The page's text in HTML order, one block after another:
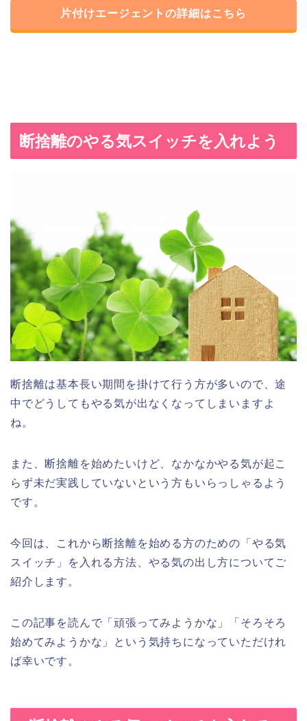
片付けエージェントの詳細はこちら
断捨離のやる気スイッチを入れよう
断捨離は基本長い期間を掛けて行う方が多いので、途
中でどうしてもやる気が出なくなってしまいますよ
ね。
また、断捨離を始めたいけど、なかなかやる気が起こ
らず未だ実践していないという方もいらっしゃるよう
です。
今回は、これから断捨離を始める方のための「やる気
スイッチ」を入れる方法、やる気の出し方についてご
紹介します。
この記事を読んで「頑張ってみようかな」「そろそろ
始めてみようかな」という気持ちになっていただけれ
ば幸いです。